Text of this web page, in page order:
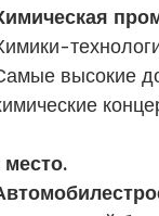
высокие
место.